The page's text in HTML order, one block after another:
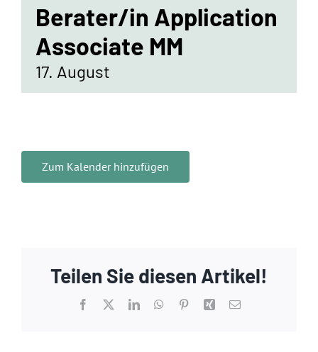
Berater/in Application
Associate MM
17. August
Zum Kalender hinzufügen
Teilen Sie diesen Artikel!
Facebook LinkedInWhatsApp
PinterestXing E-